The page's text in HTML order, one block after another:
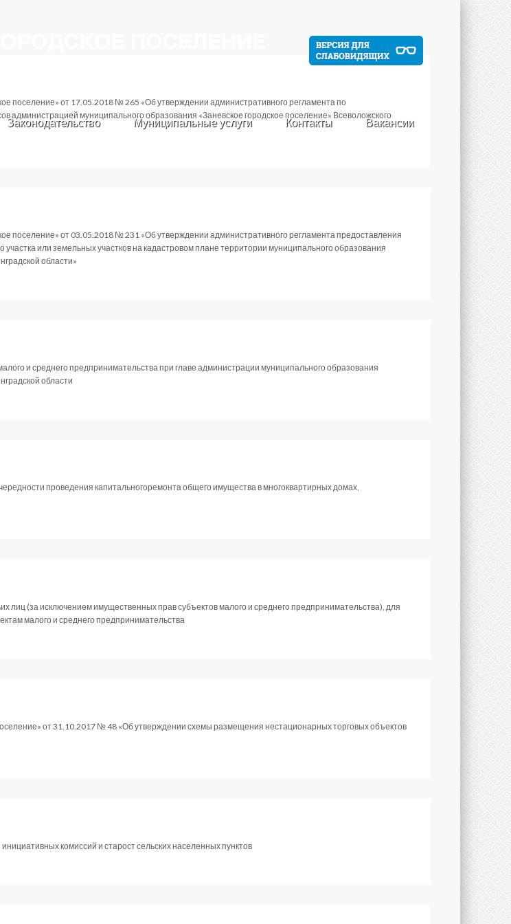
Законодательство Муниципальные услуги Контакты Вакансии
поселение» от 17.05.2018 № 265 «Об утверждении административного регламента по
муниципального образования «Заневское городское поселение» Всеволожского
поселение» от 03.05.2018 № 231 «Об утверждении административного регламента предоставления
или земельных участков на кадастровом плане территории муниципального образования
области»
и среднего предпринимательства при главе администрации муниципального образования
области
проведения капитальногоремонта общего имущества в многоквартирных домах,
лиц (за исключением имущественных прав субъектов малого и среднего предпринимательства), для
малого и среднего предпринимательства
от 31.10.2017 № 48 «Об утверждении схемы размещения нестационарных торговых объектов
комиссий и старост сельских населенных пунктов